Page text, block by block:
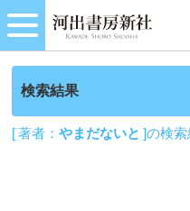
検索結果
[ 著者：やまだないと ]の検